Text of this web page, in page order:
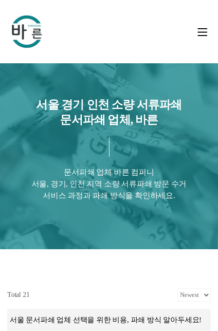
서울 경기 인천 소량 서류파쇄
문서파쇄 업체, 바른
문서파쇄 업체 바른 컴퍼니
서울, 경기, 인천 지역 소량 서류파쇄 방문 수거
서비스 과정과 파쇄 방식을 확인하세요.
Total 21
서울 문서파쇄 업체 선택을 위한 비용, 파쇄 방식 알아두세요!